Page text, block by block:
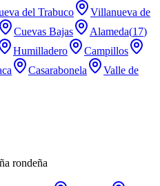
del Trabuco
Villanueva de
Cuevas Bajas Alameda(17)
Humilladero
Campillos
Casarabonela
Valle de
rondeña